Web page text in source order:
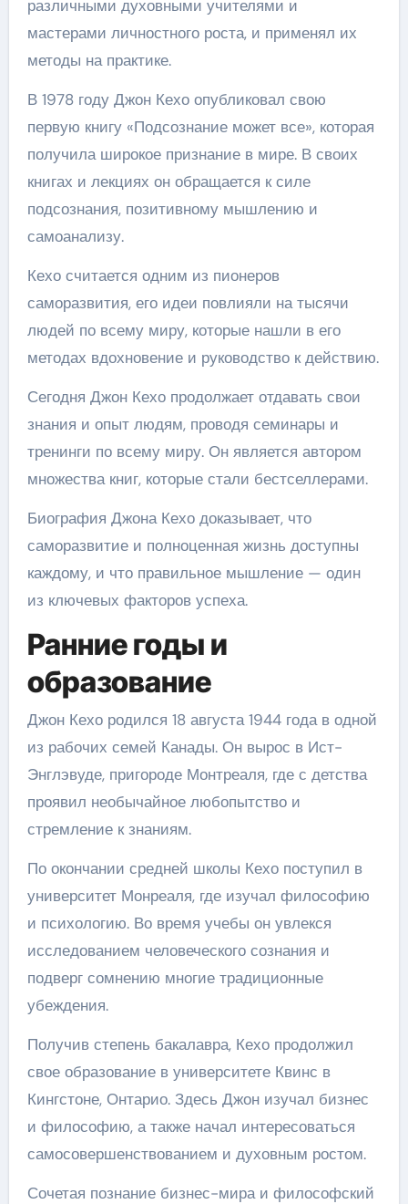
различными духовными учителями и
мастерами личностного роста, и применял их
методы на практике.
В 1978 году Джон Кехо опубликовал свою
первую книгу «Подсознание может все», которая
получила широкое признание в мире. В своих
книгах и лекциях он обращается к силе
подсознания, позитивному мышлению и
самоанализу.
Кехо считается одним из пионеров
саморазвития, его идеи повлияли на тысячи
людей по всему миру, которые нашли в его
методах вдохновение и руководство к действию.
Сегодня Джон Кехо продолжает отдавать свои
знания и опыт людям, проводя семинары и
тренинги по всему миру. Он является автором
множества книг, которые стали бестселлерами.
Биография Джона Кехо доказывает, что
саморазвитие и полноценная жизнь доступны
каждому, и что правильное мышление — один
из ключевых факторов успеха.
Ранние годы и
образование
Джон Кехо родился 18 августа 1944 года в одной
из рабочих семей Канады. Он вырос в Ист-
Энглэвуде, пригороде Монтреаля, где с детства
проявил необычайное любопытство и
стремление к знаниям.
По окончании средней школы Кехо поступил в
университет Монреаля, где изучал философию
и психологию. Во время учебы он увлекся
исследованием человеческого сознания и
подверг сомнению многие традиционные
убеждения.
Получив степень бакалавра, Кехо продолжил
свое образование в университете Квинс в
Кингстоне, Онтарио. Здесь Джон изучал бизнес
и философию, а также начал интересоваться
самосовершенствованием и духовным ростом.
Сочетая познание бизнес-мира и философский